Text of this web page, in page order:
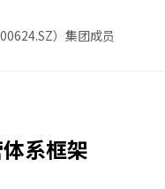
）集团成员
系框架